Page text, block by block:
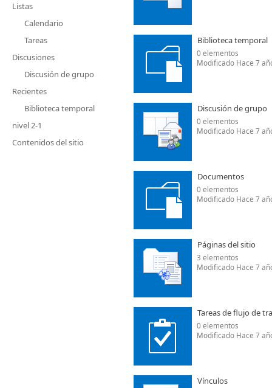
Listas
Calendario
Tareas
Discusiones
Discusión de grupo
Recientes
Biblioteca temporal
nivel 2-1
Contenidos del sitio
Biblioteca temporal
0 elementos
Modificado Hace 7
Discusión de grupo
0 elementos
Modificado Hace 7
Documentos
0 elementos
Modificado Hace 7
Páginas del sitio
3 elementos
Modificado Hace 7
Tareas de flujo de
0 elementos
Modificado Hace 7
Vínculos